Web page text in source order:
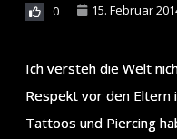
0 15. Februar
Ich versteh die Welt
Respekt vor den Eltern
Tattoos und Piercing